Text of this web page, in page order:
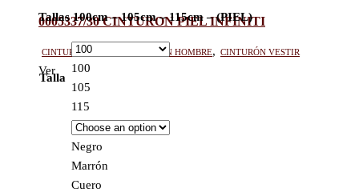
0005337/30 CINTURON PIEL INFINITI
Cinturón mujer Cinturón hombre, Cinturón vestir
Ver
Tallas 100cm – 105cm – 115cm – (PIEL)
Talla
100
105
115
Negro
Marrón
Cuero